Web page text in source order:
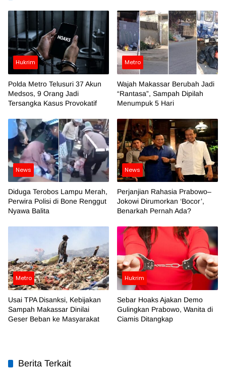
Hukrim
Polda Metro Telusuri 37 Akun
Medsos, 9 Orang Jadi
Tersangka Kasus Provokatif
Metro
Wajah Makassar Berubah Jadi
“Rantasa”, Sampah Dipilah
Menumpuk 5 Hari
News
Diduga Terobos Lampu Merah,
Perwira Polisi di Bone Renggut
Nyawa Balita
News
Perjanjian Rahasia Prabowo–
Jokowi Dirumorkan ‘Bocor’,
Benarkah Pernah Ada?
Metro
Usai TPA Disanksi, Kebijakan
Sampah Makassar Dinilai
Geser Beban ke Masyarakat
Hukrim
Sebar Hoaks Ajakan Demo
Gulingkan Prabowo, Wanita di
Ciamis Ditangkap
Berita Terkait